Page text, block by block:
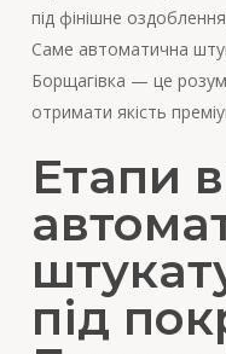
під фінішне
Саме автоматична
Борщагівка — це
отримати якість
Етапи
під